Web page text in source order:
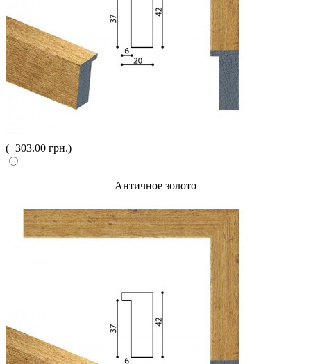
(+303.00 грн.)
Античное золото